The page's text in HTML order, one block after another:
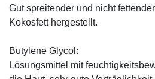
Gut spreitender und nicht
Kokosfett hergestellt.
Butylene Glycol:
Lösungsmittel mit